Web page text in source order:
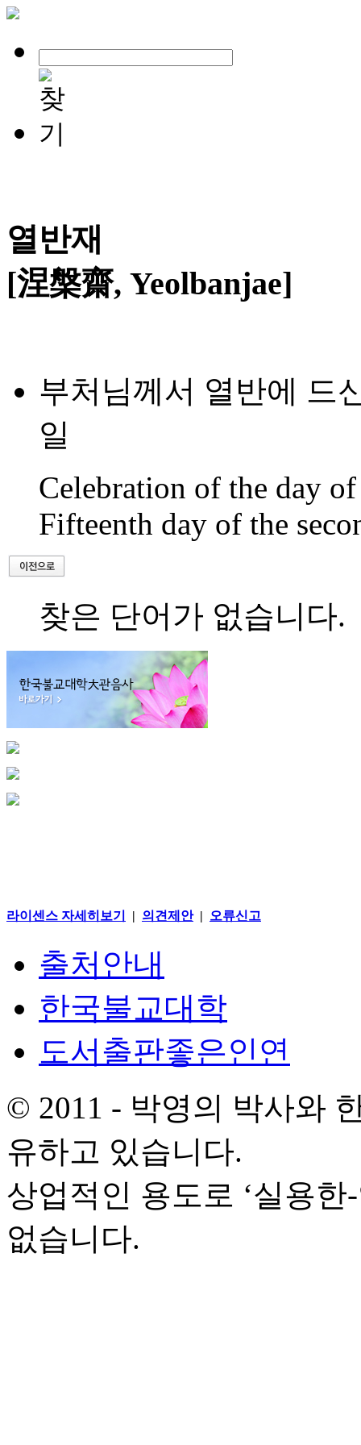
열반재
[涅槃齋, Yeolbanjae]
부처님께서 열반에 드
일
Celebration of the day
Fifteenth day of the
찾은 단어가 없습니다.
라이센스 자세히보기 | 의견제안| 오류신고
출처안내
한국불교대학
도서출판좋은인연
© 2011 - 박영의 박사와
유하고 있습니다.
상업적인 용도로 ‘실용
없습니다.